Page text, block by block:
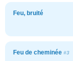
Feu, bruité
Feu de cheminée #3